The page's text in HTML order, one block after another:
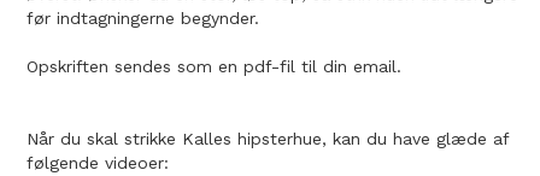
før indtagningerne begynder.
Opskriften sendes som en pdf-fil til din email.
Når du skal strikke Kalles hipsterhue, kan du have glæde af
følgende videoer: